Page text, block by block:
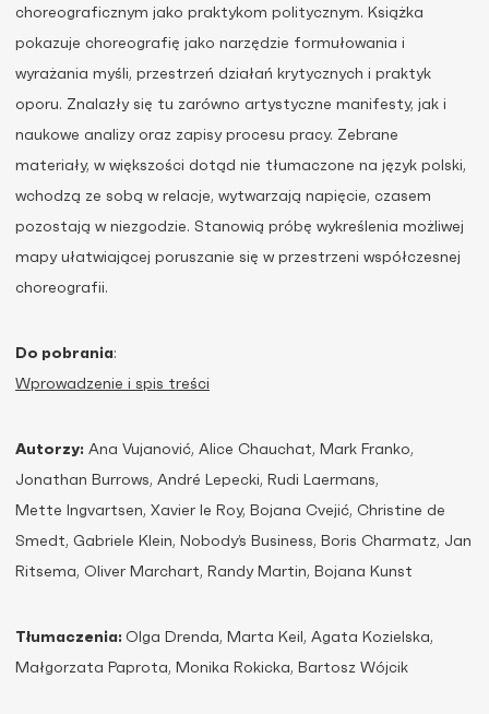
choreograficznym jako praktykom politycznym. Książka
pokazuje choreografię jako narzędzie formułowania i
wyrażania myśli, przestrzeń działań krytycznych i praktyk
oporu. Znalazły się tu zarówno artystyczne manifesty, jak i
naukowe analizy oraz zapisy procesu pracy. Zebrane
materiały, w większości dotąd nie tłumaczone na język polski,
wchodzą ze sobą w relacje, wytwarzają napięcie, czasem
pozostają w niezgodzie. Stanowią próbę wykreślenia możliwej
mapy ułatwiającej poruszanie się w przestrzeni współczesnej
choreografii.
Do pobrania:
Wprowadzenie i spis treści
Autorzy: Ana Vujanović, Alice Chauchat, Mark Franko,
Jonathan Burrows, André Lepecki, Rudi Laermans,
Mette Ingvartsen, Xavier le Roy, Bojana Cvejić, Christine de
Smedt, Gabriele Klein, Nobody’s Business, Boris Charmatz, Jan
Ritsema, Oliver Marchart, Randy Martin, Bojana Kunst
Tłumaczenia: Olga Drenda, Marta Keil, Agata Kozielska,
Małgorzata Paprota, Monika Rokicka, Bartosz Wójcik